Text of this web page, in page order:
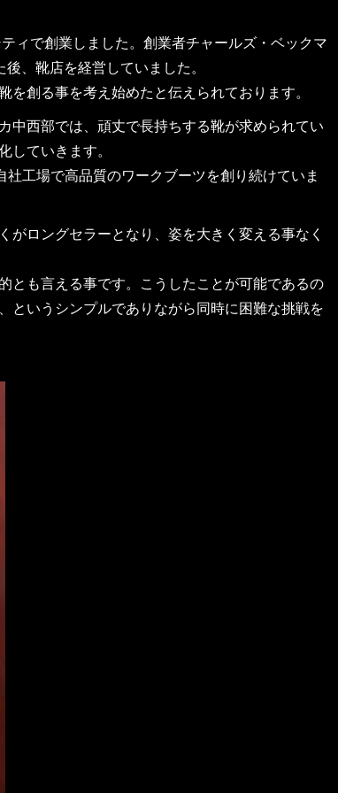
ィで創業しました。創業者チャールズ・ベックマ
、靴店を経営していました。
創る事を考え始めたと伝えられております。
中西部では、頑丈で長持ちする靴が求められてい
していきます。
工場で高品質のワークブーツを創り続けていま
ロングセラーとなり、姿を大きく変える事なく
とも言える事です。こうしたことが可能であるの
というシンプルでありながら同時に困難な挑戦を